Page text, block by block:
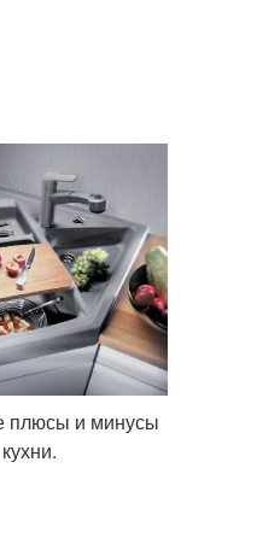
плюсы и минусы